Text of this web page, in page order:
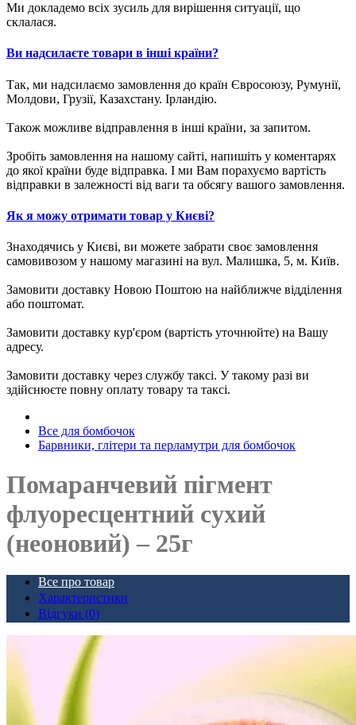
Ми докладемо всіх зусиль для вирішення ситуації, що
склалася.
Ви надсилаєте товари в інші країни?
Так, ми надсилаємо замовлення до країн Євросоюзу, Румунії,
Молдови, Грузії, Казахстану. Ірландію.
Також можливе відправлення в інші країни, за запитом.
Зробіть замовлення на нашому сайті, напишіть у коментарях
до якої країни буде відправка. І ми Вам порахуємо вартість
відправки в залежності від ваги та обсягу вашого замовлення.
Як я можу отримати товар у Києві?
Знаходячись у Києві, ви можете забрати своє замовлення
самовивозом у нашому магазині на вул. Малишка, 5, м. Київ.
Замовити доставку Новою Поштою на найближче відділення
або поштомат.
Замовити доставку кур'єром (вартість уточнюйте) на Вашу
адресу.
Замовити доставку через службу таксі. У такому разі ви
здійснюєте повну оплату товару та таксі.
Все для бомбочок
Барвники, глітери та перламутри для бомбочок
Помаранчевий пігмент
флуоресцентний сухий
(неоновий) – 25г
Все про товар
Характеристики
Відгуки (0)